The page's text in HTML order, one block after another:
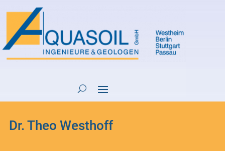
Dr. Theo Westhoff